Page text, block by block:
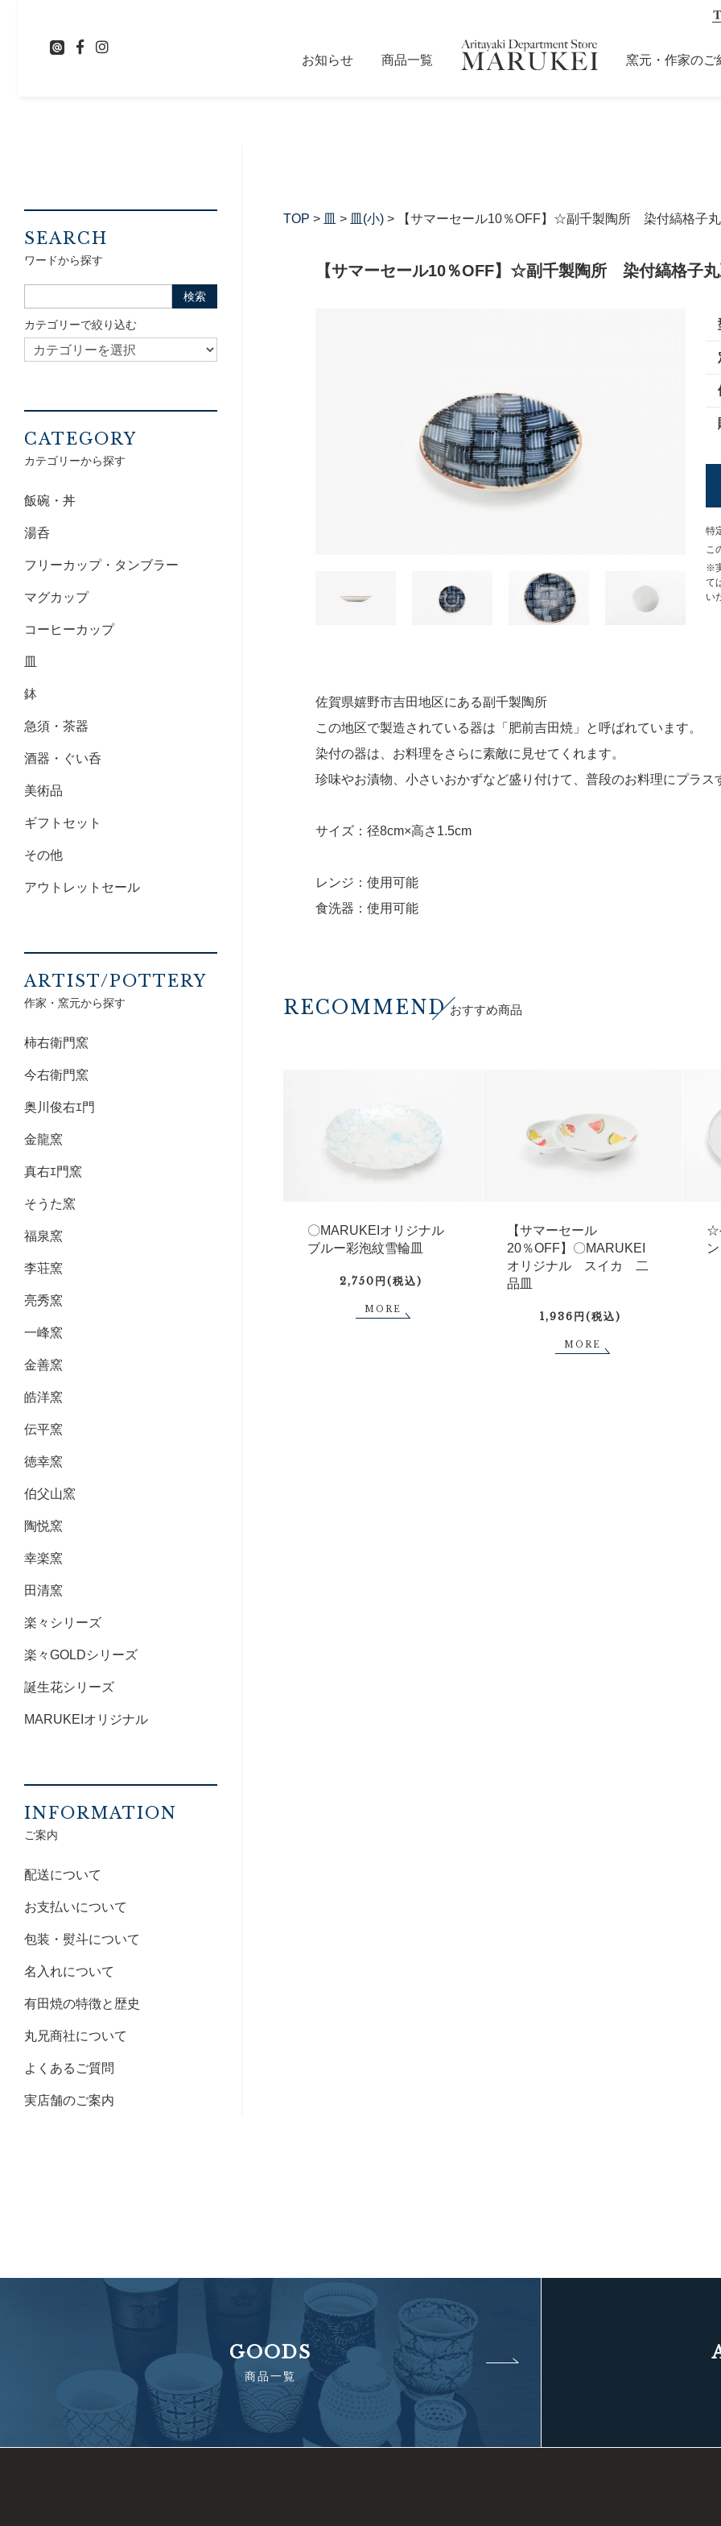
お知らせ 商品一覧 窯元・作家のご
TOP > 皿 > 皿(小) > 【サマーセール10％OFF】☆副千製陶所 染付縞格子丸
【サマーセール10％OFF】☆副千製陶所 染付縞格子丸
特
こ
※
て
い
佐賀県嬉野市吉田地区にある副千製陶所
この地区で製造されている器は「肥前吉田焼」と呼ばれています。
染付の器は、お料理をさらに素敵に見せてくれます。
珍味やお漬物、小さいおかずなど盛り付けて、普段のお料理にプラス
サイズ：径8cm×高さ1.5cm
レンジ：使用可能
食洗器：使用可能
RECOMMEND おすすめ商品
〇MARUKEIオリジナル
ブルー彩泡紋雪輪皿
2,750円(税込)
MORE
【サマーセール
20％OFF】〇MARUKEI
オリジナル スイカ 二
品皿
1,936円(税込)
MORE
☆
SEARCH
ワードから探す
カテゴリーで絞り込む
CATEGORY
カテゴリーから探す
飯碗・丼
湯呑
フリーカップ・タンブラー
マグカップ
コーヒーカップ
皿
鉢
急須・茶器
酒器・ぐい呑
美術品
ギフトセット
その他
アウトレットセール
ARTIST/POTTERY
作家・窯元から探す
柿右衛門窯
今右衛門窯
奥川俊右ｴ門
金龍窯
真右ｴ門窯
そうた窯
福泉窯
李荘窯
亮秀窯
一峰窯
金善窯
皓洋窯
伝平窯
徳幸窯
伯父山窯
陶悦窯
幸楽窯
田清窯
楽々シリーズ
楽々GOLDシリーズ
誕生花シリーズ
MARUKEIオリジナル
INFORMATION
ご案内
配送について
お支払いについて
包装・熨斗について
名入れについて
有田焼の特徴と歴史
丸兄商社について
よくあるご質問
実店舗のご案内
GOODS
商品一覧